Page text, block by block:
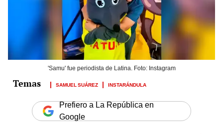
'Samu' fue periodista de Latina. Foto: Instagram
SAMUEL SUÁREZ INSTARÁNDULA
Prefiero a La República en
Google